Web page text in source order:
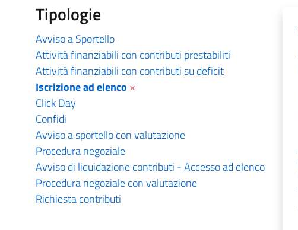
Tipologie
Avviso a Sportello
Attività finanziabili con contributi prestabiliti
Attività finanziabili con contributi su deficit
Iscrizione ad elenco ×
Click Day
Confidi
Avviso a sportello con valutazione
Procedura negoziale
Avviso di liquidazione contributi - Accesso ad elenco
Procedura negoziale con valutazione
Richiesta contributi